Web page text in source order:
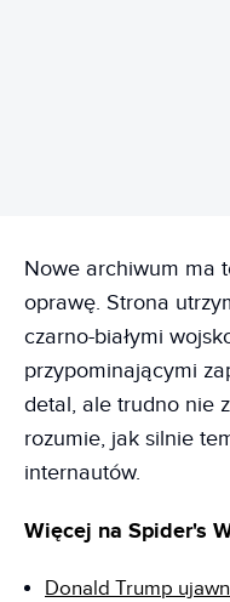
Nowe archiwum ma
oprawę. Strona
czarno-białymi
przypominającymi
detal, ale trudno nie
rozumie, jak silnie
internautów.
Więcej na Spider's
Donald Trump